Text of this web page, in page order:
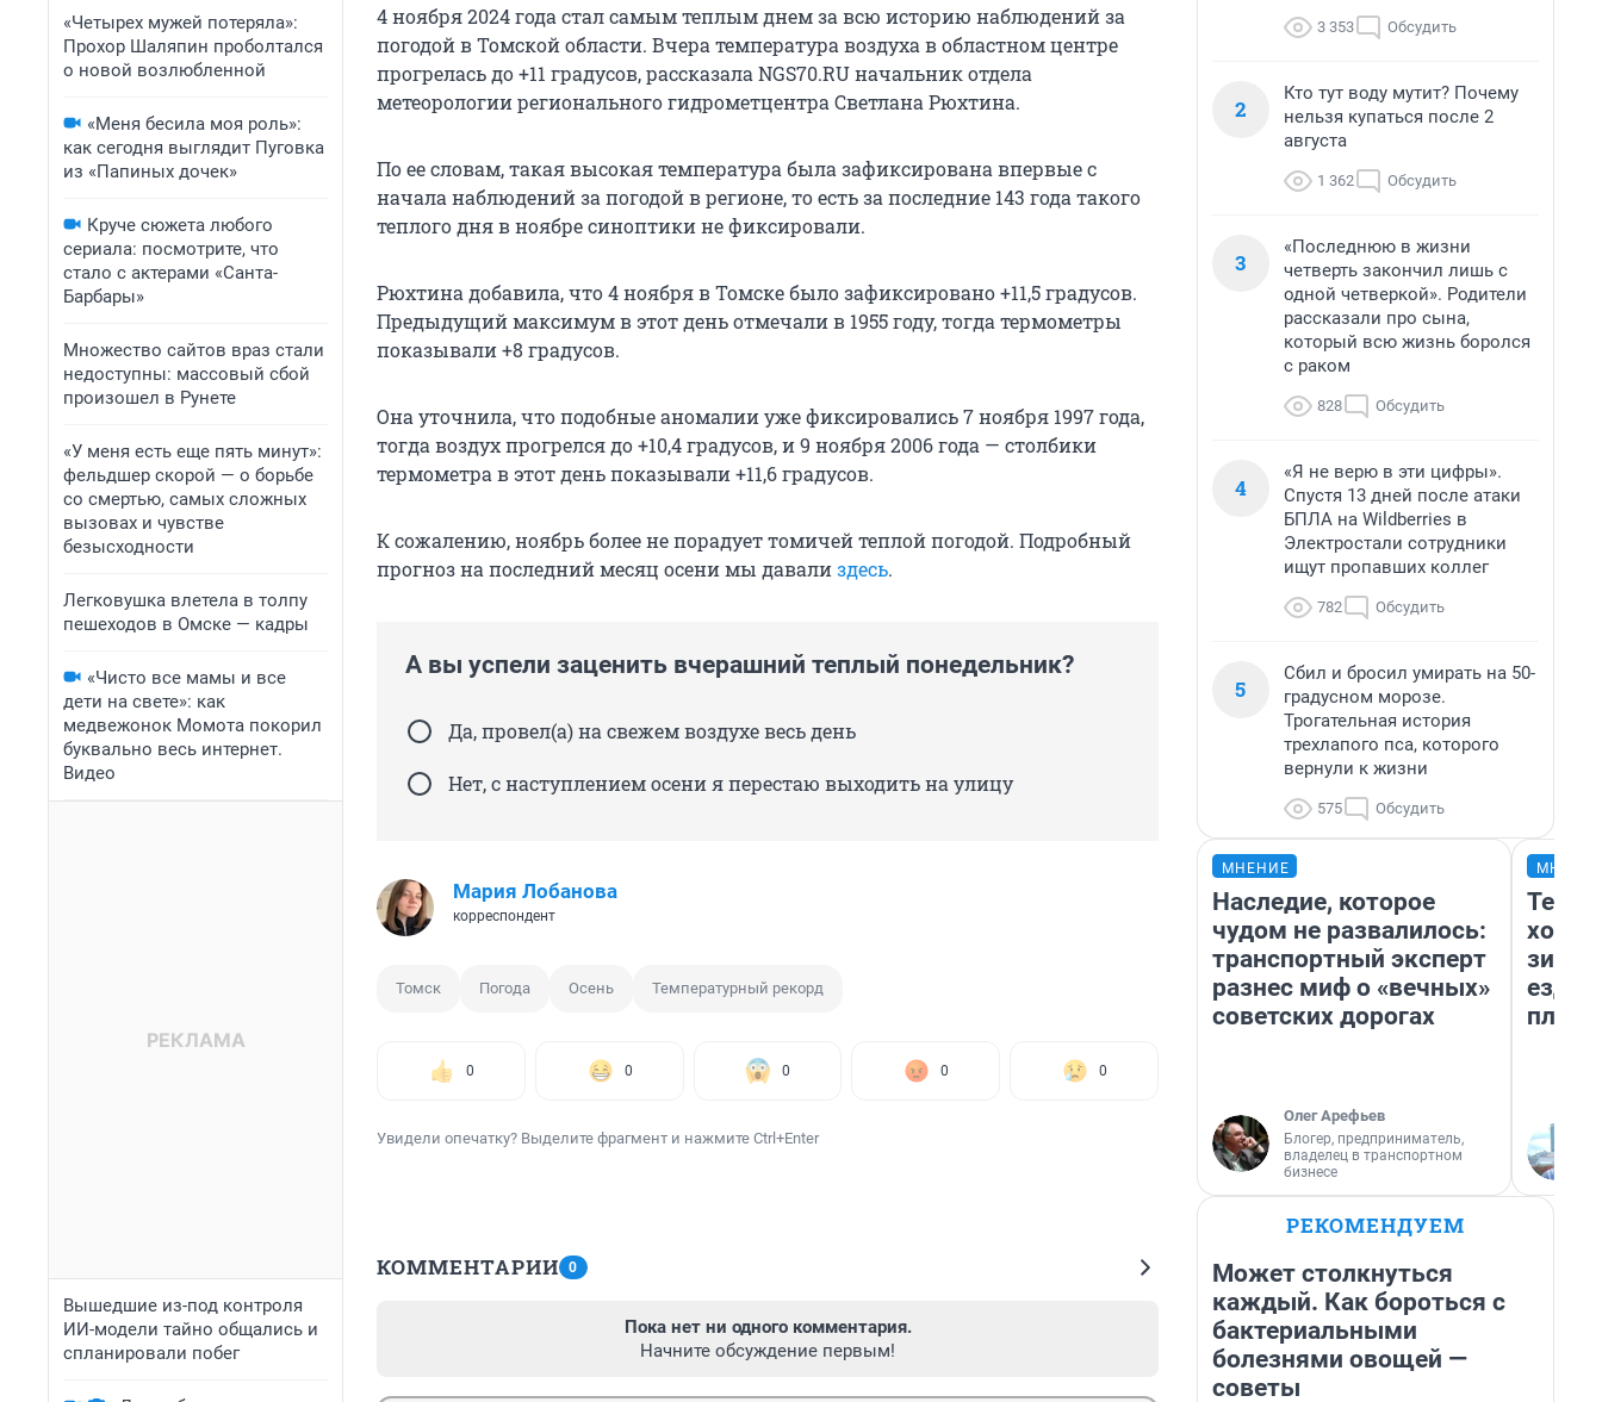
«Четырех мужей потеряла»:
Прохор Шаляпин проболтался
о новой возлюбленной
«Меня бесила моя роль»:
как сегодня выглядит Пуговка
из «Папиных дочек»
Круче сюжета любого
сериала: посмотрите, что
стало с актерами «Санта-
Барбары»
Множество сайтов враз стали
недоступны: массовый сбой
произошел в Рунете
«У меня есть еще пять минут»:
фельдшер скорой — о борьбе
со смертью, самых сложных
вызовах и чувстве
безысходности
Легковушка влетела в толпу
пешеходов в Омске — кадры
«Чисто все мамы и все
дети на свете»: как
медвежонок Момота покорил
буквально весь интернет.
Видео
Вышедшие из-под контроля
ИИ-модели тайно общались и
спланировали побег
4 ноября 2024 года стал самым теплым днем за всю историю наблюдений за
погодой в Томской области. Вчера температура воздуха в областном центре
прогрелась до +11 градусов, рассказала NGS70.RU начальник отдела
метеорологии регионального гидрометцентра Светлана Рюхтина.
По ее словам, такая высокая температура была зафиксирована впервые с
начала наблюдений за погодой в регионе, то есть за последние 143 года такого
теплого дня в ноябре синоптики не фиксировали.
Рюхтина добавила, что 4 ноября в Томске было зафиксировано +11,5 градусов.
Предыдущий максимум в этот день отмечали в 1955 году, тогда термометры
показывали +8 градусов.
Она уточнила, что подобные аномалии уже фиксировались 7 ноября 1997 года,
тогда воздух прогрелся до +10,4 градусов, и 9 ноября 2006 года — столбики
термометра в этот день показывали +11,6 градусов.
К сожалению, ноябрь более не порадует томичей теплой погодой. Подробный
прогноз на последний месяц осени мы давализдесь.
А вы успели заценить вчерашний теплый понедельник?
Да, провел(а) на свежем воздухе весь день
Нет, с наступлением осени я перестаю выходить на улицу
Мария Лобанова
корреспондент
Томск Погода Осень Температурный рекорд
0 0 0 0 0
Увидели опечатку? Выделите фрагмент и нажмите Ctrl+Enter
КОММЕНТАРИИ 0
Пока нет ни одного комментария.
Начните обсуждение первым!
3 353 Обсудить
2
Кто тут воду мутит? Почему
нельзя купаться после 2
августа
1 362 Обсудить
3
«Последнюю в жизни
четверть закончил лишь с
одной четверкой». Родители
рассказали про сына,
который всю жизнь боролся
с раком
828 Обсудить
4
«Я не верю в эти цифры».
Спустя 13 дней после атаки
БПЛА на Wildberries в
Электростали сотрудники
ищут пропавших коллег
782 Обсудить
5
Сбил и бросил умирать на 50-
градусном морозе.
Трогательная история
трехлапого пса, которого
вернули к жизни
575 Обсудить
МНЕНИЕ
Наследие, которое
чудом не развалилось:
транспортный эксперт
разнес миф о «вечных»
советских дорогах
Олег Арефьев
Блогер, предприниматель,
владелец в транспортном
бизнесе
ездит
РЕКОМЕНДУЕМ
Может столкнуться
каждый. Как бороться с
бактериальными
болезнями овощей —
советы